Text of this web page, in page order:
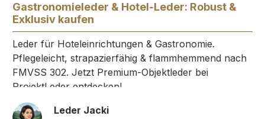
Gastronomieleder & Hotel-Leder: Robust &
Exklusiv kaufen
Leder für Hoteleinrichtungen & Gastronomie.
Pflegeleicht, strapazierfähig & flammhemmend nach
FMVSS 302. Jetzt Premium-Objektleder bei
ProjektLeder entdecken!
Leder Jacki